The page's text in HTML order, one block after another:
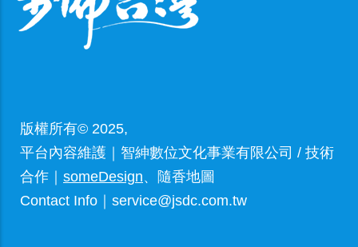
版權所有© 2025,
平台內容維護｜智紳數位文化事業有限公司 / 技術
合作｜ someDesign、隨香地圖
Contact Info｜service@jsdc.com.tw